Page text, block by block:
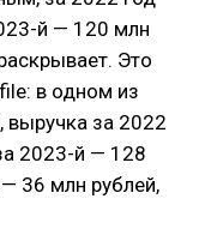
й — 120 млн
Это
в одном из
за 2022
2023-й — 128
36 млн рублей,